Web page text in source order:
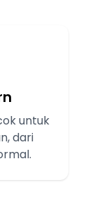
untuk
dari